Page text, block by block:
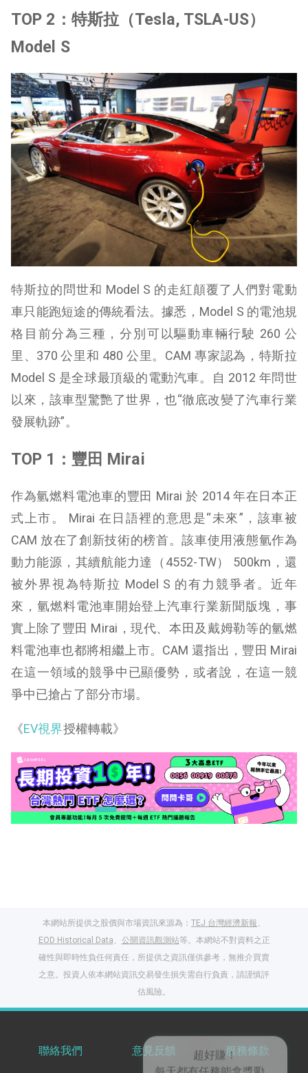
TOP 2：特斯拉（Tesla, TSLA-US）
Model S
特斯拉的問世和 Model S 的走紅顛覆了人們對電動
車只能跑短途的傳統看法。據悉，Model S 的電池規
格目前分為三種，分別可以驅動車輛行駛 260 公
里、370 公里和 480 公里。CAM 專家認為，特斯拉
Model S 是全球最頂級的電動汽車。自 2012 年問世
以來，該車型驚艷了世界，也“徹底改變了汽車行業
發展軌跡”。
TOP 1：豐田 Mirai
作為氫燃料電池車的豐田 Mirai 於 2014 年在日本正
式上市。 Mirai 在日語裡的意思是“未來”，該車被
CAM 放在了創新技術的榜首。該車使用液態氫作為
動力能源，其續航能力達（4552-TW） 500km，還
被外界視為特斯拉 Model S 的有力競爭者。近年
來，氫燃料電池車開始登上汽車行業新聞版塊，事
實上除了豐田 Mirai，現代、本田及戴姆勒等的氫燃
料電池車也都將相繼上市。CAM 還指出，豐田 Mirai
在這一領域的競爭中已顯優勢，或者說，在這一競
爭中已搶占了部分市場。
《EV視界授權轉載》
本網站所提供之股價與市場資訊來源為： TEJ 台灣經濟新報
EOD Historical Data
公開資訊觀測站等。本網站不對資料之正
確性與即時性負任何責任，所提供之資訊僅供參考，無推介買賣
之意。投資人依本網站資訊交易發生損失需自行負責，請謹慎評
估風險。
聯絡我們 意見反饋 服務條款